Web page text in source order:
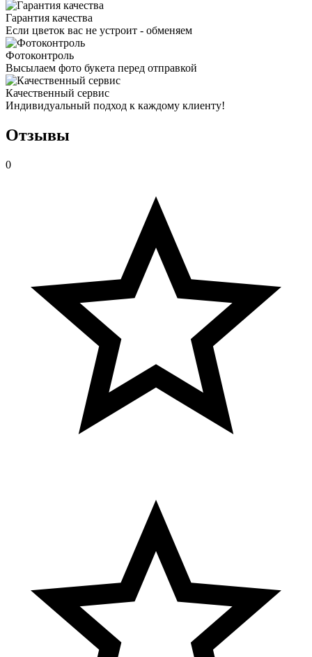
Гарантия качества
Если цветок вас не устроит - обменяем
Фотоконтроль
Высылаем фото букета перед отправкой
Качественный сервис
Индивидуальный подход к каждому клиенту!
Отзывы
0